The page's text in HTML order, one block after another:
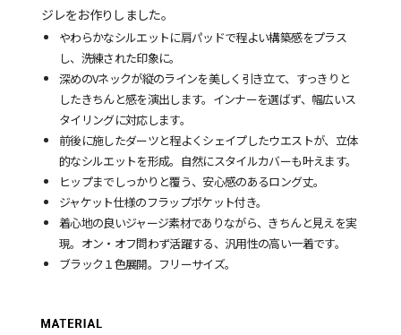
ジレをお作りしました。
やわらかなシルエットに肩パッドで程よい構築感をプラス
し、洗練された印象に。
深めのVネックが縦のラインを美しく引き立て、すっきりと
したきちんと感を演出します。インナーを選ばず、幅広いス
タイリングに対応します。
前後に施したダーツと程よくシェイプしたウエストが、立体
的なシルエットを形成。自然にスタイルカバーも叶えます。
ヒップまでしっかりと覆う、安心感のあるロング丈。
ジャケット仕様のフラップポケット付き。
着心地の良いジャージ素材でありながら、きちんと見えを実
現。オン・オフ問わず活躍する、汎用性の高い一着です。
ブラック１色展開。フリーサイズ。